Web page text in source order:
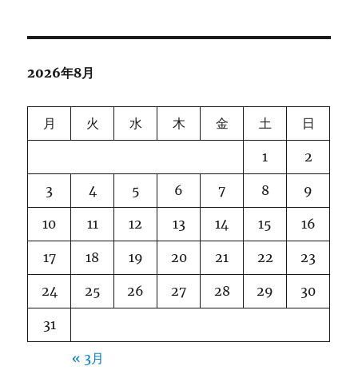
2026年8月
月 火 水 木 金 土 日
1 2
3 4 5 6 7 8 9
10 11 12 13 14 15 16
17 18 19 20 21 22 23
24 25 26 27 28 29 30
31
« 3月